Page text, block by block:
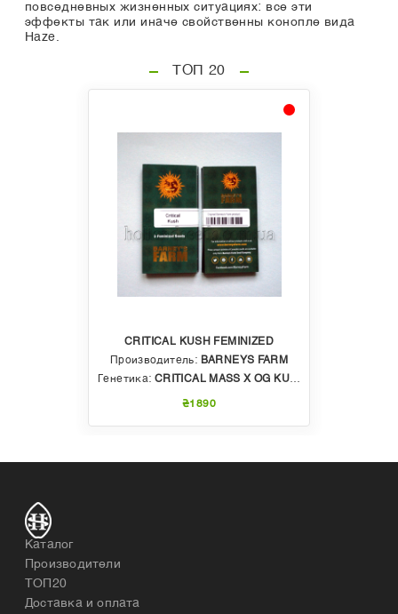
повседневных жизненных ситуациях: все эти
эффекты так или иначе свойственны конопле вида
Haze.
ТОП 20
CRITICAL KUSH FEMINIZED
Производитель: BARNEYS FARM
Генетика: CRITICAL MASS X OG KUSH
₴1890
Каталог
Производители
ТОП20
Доставка и оплата